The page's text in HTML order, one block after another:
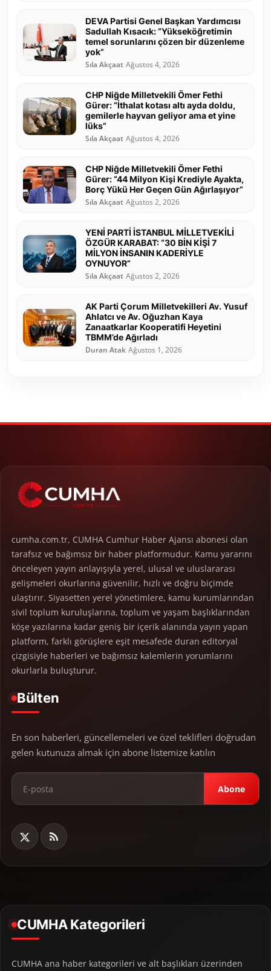
DEVA Partisi Genel Başkan Yardımcısı
Sadullah Kısacık: “Yükseköğretimin
temel sorunlarını çözen bir düzenleme
yok”
Sıla Akçaat Ağustos 4, 2026
CHP Niğde Milletvekili Ömer Fethi
Gürer: “İthalat kotası altı ayda doldu,
gemilerle hayvan geliyor ama et yine
lüks”
Sıla Akçaat Ağustos 4, 2026
CHP Niğde Milletvekili Ömer Fethi
Gürer: “44 Milyon Kişi Krediyle Ayakta,
Borç Yükü Her Geçen Gün Ağırlaşıyor”
Sıla Akçaat Ağustos 2, 2026
YENİ PARTİ İSTANBUL MİLLETVEKİLİ
ÖZGÜR KARABAT: “30 BİN KİŞİ 7
MİLYON İNSANIN KADERİYLE
OYNUYOR”
Sıla Akçaat Ağustos 2, 2026
AK Parti Çorum Milletvekilleri Av. Yusuf
Ahlatcı ve Av. Oğuzhan Kaya
Zanaatkarlar Kooperatifi Heyetini
TBMM’de Ağırladı
Duran Atak Ağustos 1, 2026
cumha.com.tr, CUMHA Cumhur Haber Ajansı abonesi olan
tarafsız ve bağımsız bir haber platformudur. Kamu yararını
önceleyen yayın anlayışıyla yerel, ulusal ve uluslararası
gelişmeleri okurlarına güvenilir, hızlı ve doğru biçimde
ulaştırır. Siyasetten yerel yönetimlere, kamu kurumlarından
sivil toplum kuruluşlarına, toplum ve yaşam başlıklarından
köşe yazılarına kadar geniş bir içerik alanında yayın yapan
platform, farklı görüşlere eşit mesafede duran editoryal
çizgisiyle haberleri ve bağımsız kalemlerin yorumlarını
okurlarla buluşturur.
Bülten
En son haberleri, güncellemeleri ve özel teklifleri doğrudan
gelen kutunuza almak için abone listemize katılın
Abone
CUMHA Kategorileri
CUMHA ana haber kategorileri ve alt başlıkları üzerinden